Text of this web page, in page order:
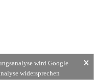
wird Google
widersprechen